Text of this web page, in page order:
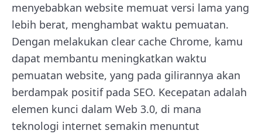
menyebabkan website memuat versi lama yang
lebih berat, menghambat waktu pemuatan.
Dengan melakukan clear cache Chrome, kamu
dapat membantu meningkatkan waktu
pemuatan website, yang pada gilirannya akan
berdampak positif pada SEO. Kecepatan adalah
elemen kunci dalam Web 3.0, di mana
teknologi internet semakin menuntut